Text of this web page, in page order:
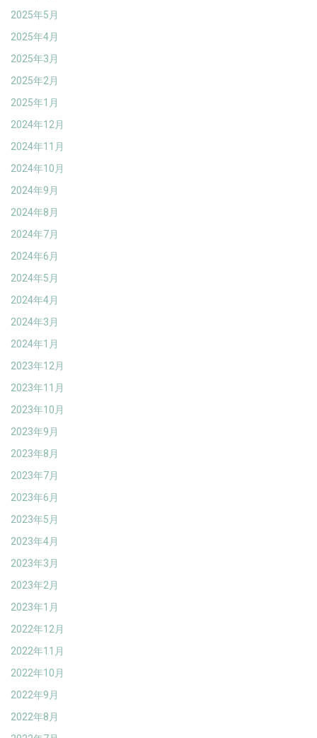
2025年5月
2025年4月
2025年3月
2025年2月
2025年1月
2024年12月
2024年11月
2024年10月
2024年9月
2024年8月
2024年7月
2024年6月
2024年5月
2024年4月
2024年3月
2024年1月
2023年12月
2023年11月
2023年10月
2023年9月
2023年8月
2023年7月
2023年6月
2023年5月
2023年4月
2023年3月
2023年2月
2023年1月
2022年12月
2022年11月
2022年10月
2022年9月
2022年8月